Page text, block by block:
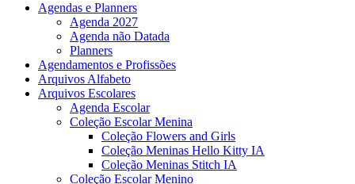
Agendas e Planners
Agenda 2027
Agenda não Datada
Planners
Agendamentos e Profissões
Arquivos Alfabeto
Arquivos Escolares
Agenda Escolar
Coleção Escolar Menina
Coleção Flowers and Girls
Coleção Meninas Hello Kitty IA
Coleção Meninas Stitch IA
Coleção Escolar Menino